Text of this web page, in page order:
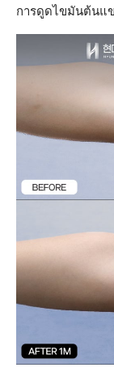
การดูดไขมันต้นแข